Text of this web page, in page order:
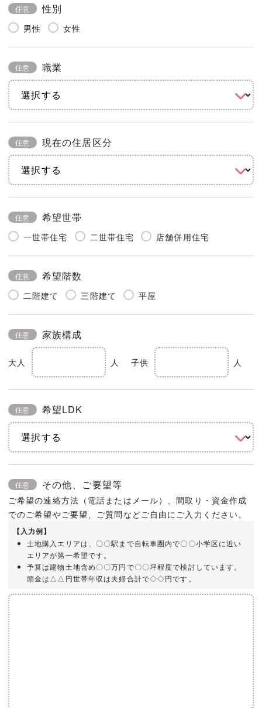
任意 性別
男性 女性
任意 職業
任意 現在の住居区分
任意 希望世帯
一世帯住宅 二世帯住宅 店舗併用住宅
任意 希望階数
二階建て 三階建て 平屋
任意 家族構成
大人 人 子供 人
任意 希望LDK
任意 その他、ご要望等
ご希望の連絡方法（電話またはメール）、間取り・資金作成
でのご希望やご要望、ご質問などご自由にご入力ください。
【入力例】
土地購入エリアは、〇〇駅まで自転車圏内で〇〇小学区に近い
エリアが第一希望です。
予算は建物土地含め〇〇万円で〇〇坪程度で検討しています。
頭金は△△円世帯年収は夫婦合計で◇◇円です。